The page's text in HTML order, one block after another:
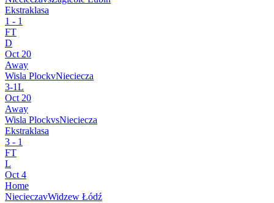
Ekstraklasa
1 - 1
FT
D
Oct 20
Away
Wisla PlockvNieciecza
3-1L
Oct 20
Away
Wisla PlockvsNieciecza
Ekstraklasa
3 - 1
FT
L
Oct 4
Home
NiecieczavWidzew Łódź